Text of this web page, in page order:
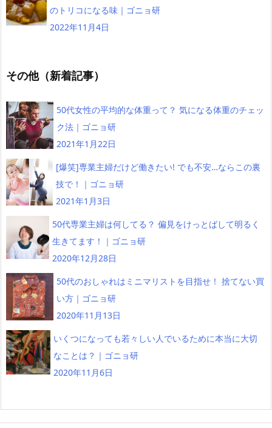
のトリコになる味｜ゴニョ研
2022年11月4日
その他（新着記事）
50代女性の平均的な体重って？ 気になる体重のチェッ
ク法｜ゴニョ研
2021年1月22日
[爆笑]専業主婦だけど働きたい! でも不安…ならこの裏
技で！｜ゴニョ研
2021年1月3日
50代専業主婦は何してる？ 偏見をけっとばして明るく
生きてます！｜ゴニョ研
2020年12月28日
50代のおしゃれはミニマリストを目指せ！ 捨てない買
い方｜ゴニョ研
2020年11月13日
いくつになっても若々しい人でいるために本当に大切
なことは？｜ゴニョ研
2020年11月6日